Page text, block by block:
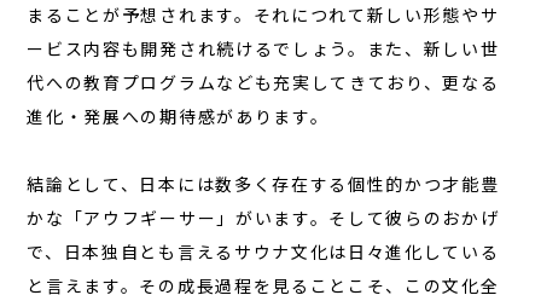
まることが予想されます。それにつれて新しい形態やサ
ービス内容も開発され続けるでしょう。また、新しい世
代への教育プログラムなども充実してきており、更なる
進化・発展への期待感があります。
結論として、日本には数多く存在する個性的かつ才能豊
かな「アウフギーサー」がいます。そして彼らのおかげ
で、日本独自とも言えるサウナ文化は日々進化している
と言えます。その成長過程を見ることこそ、この文化全